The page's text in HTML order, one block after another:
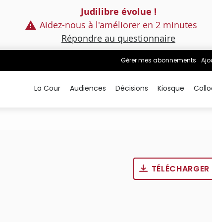
Judilibre évolue !
Aidez-nous à l'améliorer en 2 minutes
Répondre au questionnaire
Gérer mes abonnements
La Cour Audiences Décisions Kiosque